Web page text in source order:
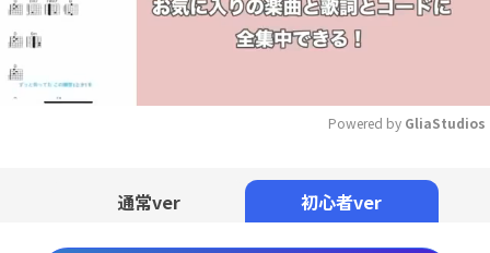
Powered by GliaStudios
通常ver 初心者ver